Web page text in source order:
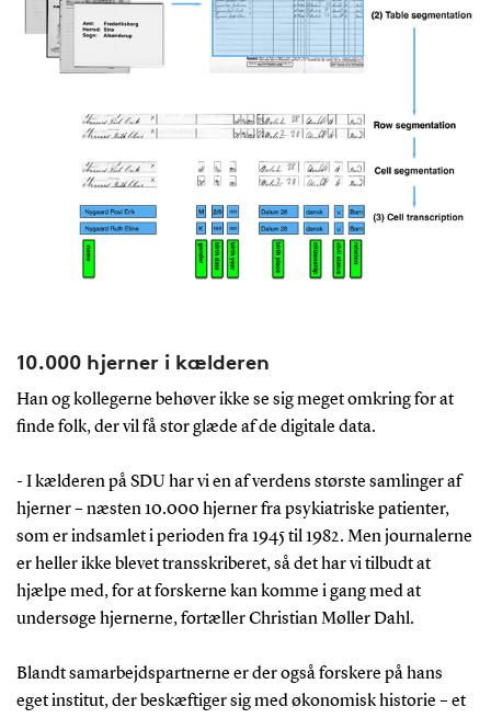
10.000 hjerner i kælderen
Han og kollegerne behøver ikke se sig meget omkring for at
finde folk, der vil få stor glæde af de digitale data.
- I kælderen på SDU har vi en af verdens største samlinger af
hjerner – næsten 10.000 hjerner fra psykiatriske patienter,
som er indsamlet i perioden fra 1945 til 1982. Men journalerne
er heller ikke blevet transskriberet, så det har vi tilbudt at
hjælpe med, for at forskerne kan komme i gang med at
undersøge hjernerne, fortæller Christian Møller Dahl.
Blandt samarbejdspartnerne er der også forskere på hans
eget institut, der beskæftiger sig med økonomisk historie – et